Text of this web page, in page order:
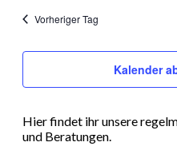
Vorheriger Tag
Kalender
Hier findet ihr unsere
und Beratungen.